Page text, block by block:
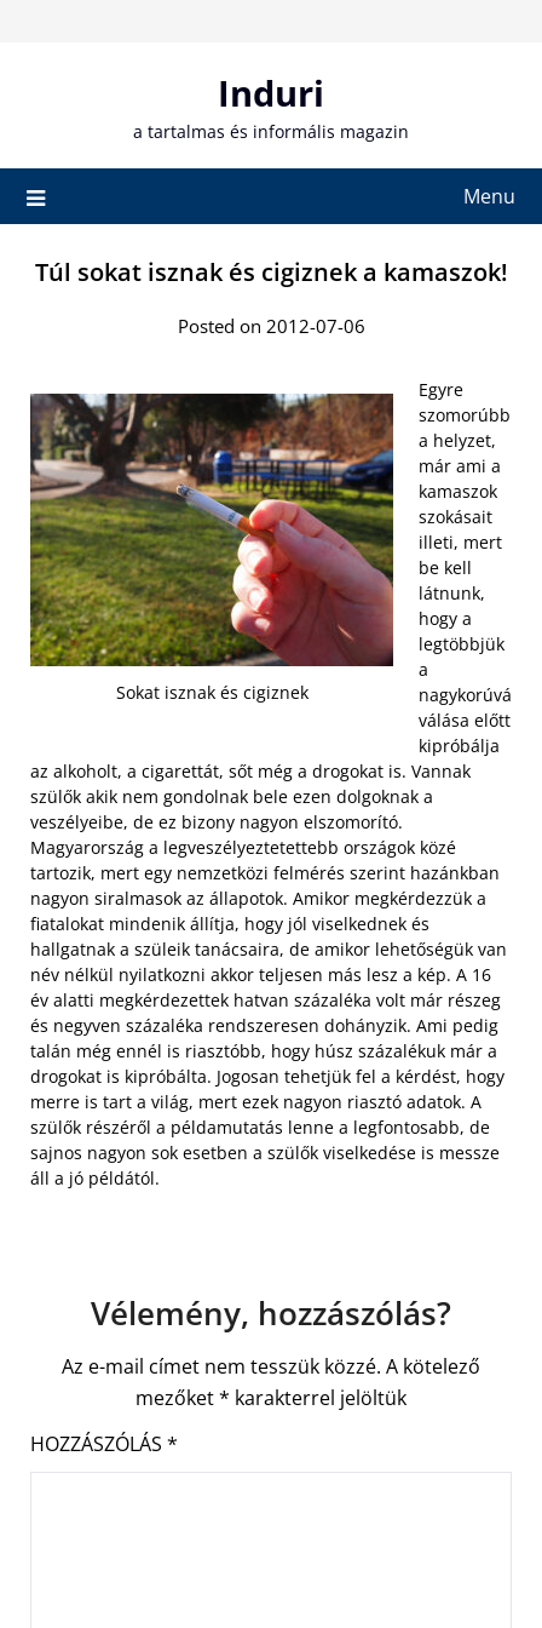
Induri
a tartalmas és informális magazin
Menu
Túl sokat isznak és cigiznek a kamaszok!
Posted on 2012-07-06
Sokat isznak és cigiznek
Egyre
szomorúbb
a helyzet,
már ami a
kamaszok
szokásait
illeti, mert
be kell
látnunk,
hogy a
legtöbbjük
a
nagykorúvá
válása előtt
kipróbálja
az alkoholt, a cigarettát, sőt még a drogokat is. Vannak
szülők akik nem gondolnak bele ezen dolgoknak a
veszélyeibe, de ez bizony nagyon elszomorító.
Magyarország a legveszélyeztetettebb országok közé
tartozik, mert egy nemzetközi felmérés szerint hazánkban
nagyon siralmasok az állapotok. Amikor megkérdezzük a
fiatalokat mindenik állítja, hogy jól viselkednek és
hallgatnak a szüleik tanácsaira, de amikor lehetőségük van
név nélkül nyilatkozni akkor teljesen más lesz a kép. A 16
év alatti megkérdezettek hatvan százaléka volt már részeg
és negyven százaléka rendszeresen dohányzik. Ami pedig
talán még ennél is riasztóbb, hogy húsz százalékuk már a
drogokat is kipróbálta. Jogosan tehetjük fel a kérdést, hogy
merre is tart a világ, mert ezek nagyon riasztó adatok. A
szülők részéről a példamutatás lenne a legfontosabb, de
sajnos nagyon sok esetben a szülők viselkedése is messze
áll a jó példától.
Vélemény, hozzászólás?
Az e-mail címet nem tesszük közzé. A kötelező
mezőket* karakterrel jelöltük
HOZZÁSZÓLÁS *